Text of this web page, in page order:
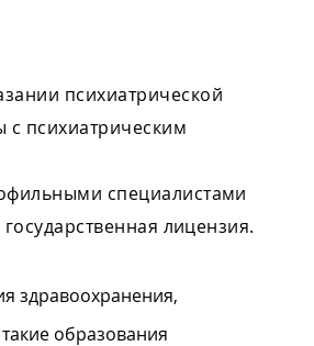
психиатрической
психиатрическим
специалистами
лицензия.
здравоохранения,
образования